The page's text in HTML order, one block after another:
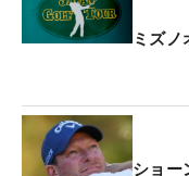
ミズ
ショ